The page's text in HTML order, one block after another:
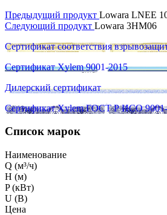
Предыдущий продукт Lowara LNEE
Следующий продукт Lowara 3HM06
Сертификат соответствия
Сертификат Xylem 9001-2015
Дилерский сертификат
Сертификат Xylem ГОСТ Р ИСО
Список марок
Наименование
Q (м³/ч)
H (м)
P (кВт)
U (В)
Цена